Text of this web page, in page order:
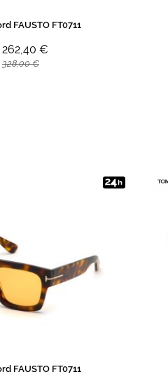
FAUSTO FT0711
262,40 €
328,00 €
FAUSTO FT0711